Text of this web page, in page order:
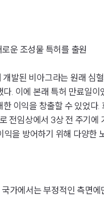
주
사례
운 조성물 특허를 출원
발된 비아그라는 원래 심
. 이에 본래 특허 만료일
이익을 창출할 수 있었다.
전임상에서 3상 전 주기에
을 방어하기 위해 다양한
가에서는 부정적인 측면에